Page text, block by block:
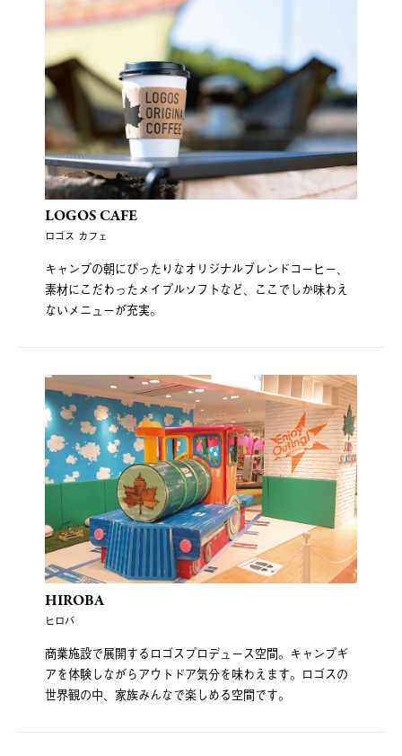
LOGOS CAFE
ロゴス カフェ
キャンプの朝にぴったりなオリジナルブレンドコーヒー、
素材にこだわったメイプルソフトなど、ここでしか味わえ
ないメニューが充実。
HIROBA
ヒロバ
商業施設で展開するロゴスプロデュース空間。キャンプギ
アを体験しながらアウトドア気分を味わえます。ロゴスの
世界観の中、家族みんなで楽しめる空間です。